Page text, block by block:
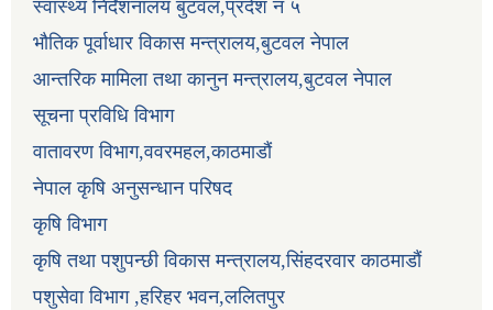
स्वास्थ्य निर्देशनालय बुटवल,प्रदेश नं ५
भौतिक पूर्वाधार विकास मन्त्रालय,बुटवल नेपाल
आन्तरिक मामिला तथा कानुन मन्त्रालय,बुटवल नेपाल
सूचना प्रविधि विभाग
वातावरण विभाग,ववरमहल,काठमाडौं
नेपाल कृषि अनुसन्धान परिषद
कृषि विभाग
कृषि तथा पशुपन्छी विकास मन्त्रालय,सिंहदरवार काठमाडौं
पशुसेवा विभाग ,हरिहर भवन,ललितपुर